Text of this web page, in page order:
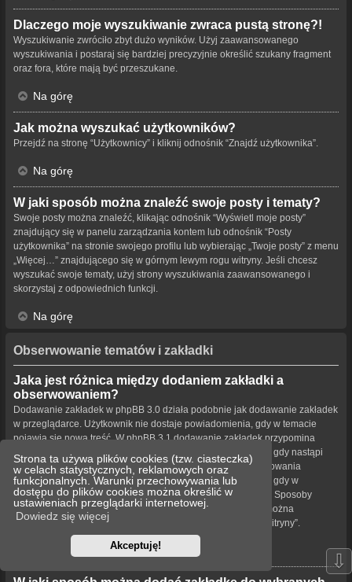
Strona ta używa plików cookies (tzw. ciasteczka)
w celach statystycznych, reklamowych oraz
funkcjonalnych. Warunki przechowywania lub
dostępu do plików cookies można określić w
ustawieniach przeglądarki internetowej.
Dowiedz się więcej
Akceptuję!
Dlaczego moje wyszukiwanie zwraca pustą stronę?!
Wyszukiwanie zwróciło zbyt dużo wyników. Użyj zaawansowanego
wyszukiwania i postaraj się bardziej precyzyjnie określić szukany fragment
oraz fora, które mają być przeszukane.
Na górę
Jak można wyszukać użytkowników?
Przejdź na stronę “Użytkownicy” i kliknij odnośnik “Znajdź użytkownika”.
Na górę
W jaki sposób można znaleźć swoje posty i tematy?
Swoje posty można znaleźć, klikając odnośnik “Wyświetl moje posty”
znajdujący się w panelu zarządzania kontem lub odnośnik “Posty
użytkownika” na stronie swojego profilu lub wybierając „Twoje posty” z menu
„Więcej…” znajdującego się w górnym lewym rogu witryny. Jeśli chcesz
wyszukać swoje tematy, użyj strony wyszukiwania zaawansowanego i
skorzystaj z odpowiednich funkcji.
Na górę
Obserwowanie tematów i zakładki
Jaka jest różnica między dodaniem zakładki a
obserwowaniem?
Dodawanie zakładek w phpBB 3.0 działa podobnie jak dodawanie zakładek
w przeglądarce. Użytkownik nie dostaje powiadomienia, gdy w temacie
pojawia się nowa treść. W phpBB 3.1 dodawanie zakładek przypomina
obserwowanie tematu. Użytkownik może być powiadamiany, gdy nastąpi
aktualizacja tematu oznaczonego zakładką. Funkcja obserwowania
powiadamia użytkownika – w wybrany przez niego sposób – gdy w
obserwowanym temacie bądź forum pojawiła się nowa treść. Sposoby
powiadamiania dla zakładek i obserwowanych elementów można
konfigurować w panelu użytkownika na karcie „Ustawienia witryny”.
⇩